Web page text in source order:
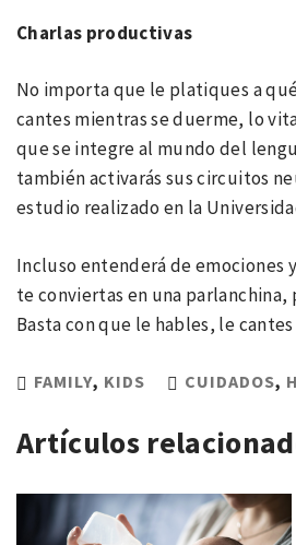
Charlas productivas
No importa que le platiques a
cantes mientras se duerme, lo
que se integre al mundo del
también activarás sus circuitos
estudio realizado en la
Incluso entenderá de emociones
te conviertas en una
Basta con que le hables, le cantes
FAMILY, KIDS CUIDADOS,
Artículos